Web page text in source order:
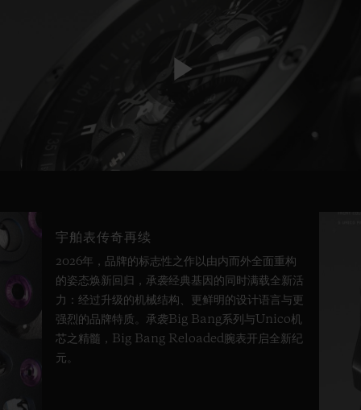
Play
宇舶表传奇再续
2026年，品牌的标志性之作以由内而外全面重构
的姿态焕新回归，承袭经典基因的同时满载全新活
力：经过升级的机械结构、更鲜明的设计语言与更
强烈的品牌特质。承袭Big Bang系列与Unico机
芯之精髓，Big Bang Reloaded腕表开启全新纪
元。